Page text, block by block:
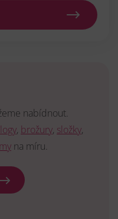
nabídnout.
, brožury, složky,
na míru.